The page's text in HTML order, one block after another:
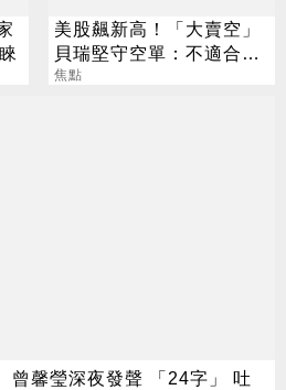
美股飆新高！「大賣空」
貝瑞堅守空單：不適合所
有人
焦點
曾馨瑩深夜發聲 「24字」 吐